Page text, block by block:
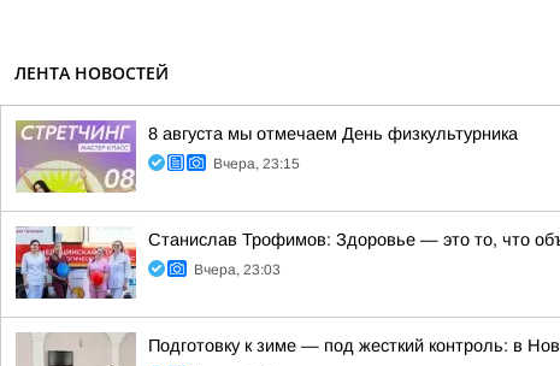
ЛЕНТА НОВОСТЕЙ
8 августа мы отмечаем День физкультурника
Вчера, 23:15
Станислав Трофимов: Здоровье — это то, что
Вчера, 23:03
Подготовку к зиме — под жесткий контроль: в